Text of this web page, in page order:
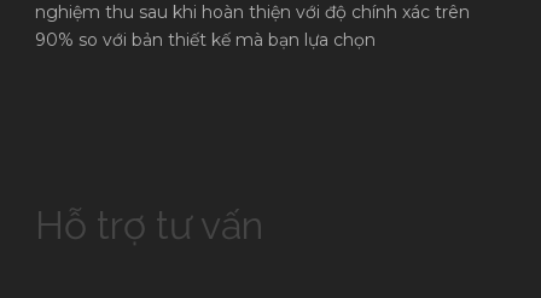
nghiệm thu sau khi hoàn thiện với độ chính xác trên
90% so với bản thiết kế mà bạn lựa chọn
Hỗ trợ tư vấn